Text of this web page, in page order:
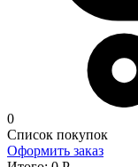
0
Список покупок
Оформить заказ